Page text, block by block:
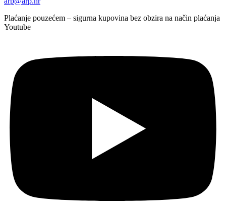
Plaćanje pouzećem – sigurna kupovina bez obzira na način plaćanja
Youtube